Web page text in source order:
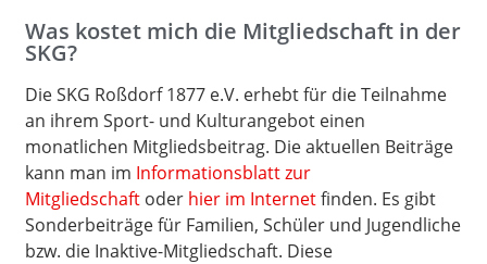
Was kostet mich die Mitgliedschaft in der
SKG?
Die SKG Roßdorf 1877 e.V. erhebt für die Teilnahme
an ihrem Sport- und Kulturangebot einen
monatlichen Mitgliedsbeitrag. Die aktuellen Beiträge
kann man im Informationsblatt zur
Mitgliedschaft oder hier im Internetfinden. Es gibt
Sonderbeiträge für Familien, Schüler und Jugendliche
bzw. die Inaktive-Mitgliedschaft. Diese